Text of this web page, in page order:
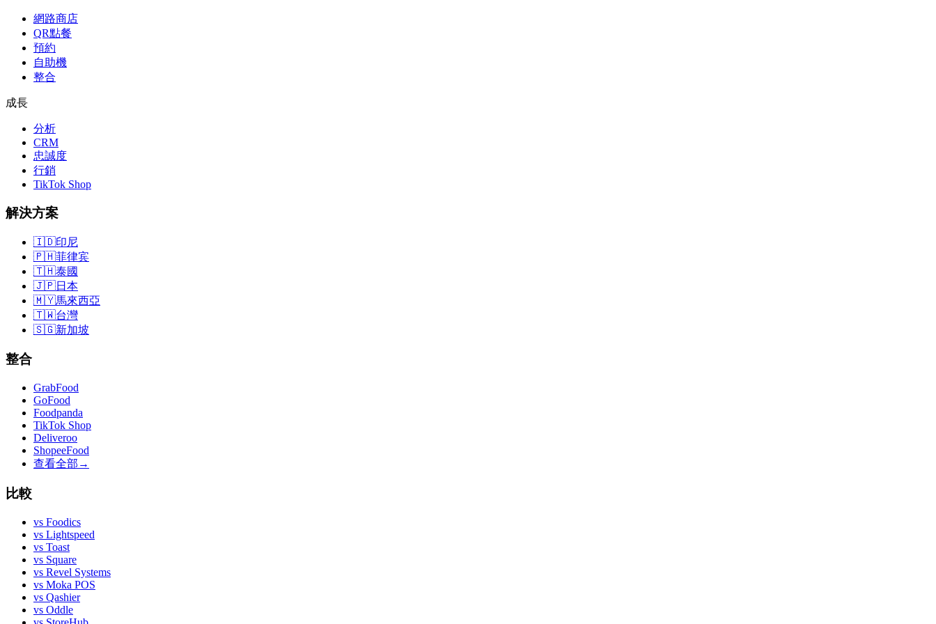
網路商店
QR點餐
預約
自助機
整合
成長
分析
CRM
忠誠度
行銷
TikTok Shop
解決方案
🇮🇩印尼
🇵🇭菲律宾
🇹🇭泰國
🇯🇵日本
🇲🇾馬來西亞
🇹🇼台灣
🇸🇬新加坡
整合
GrabFood
GoFood
Foodpanda
TikTok Shop
Deliveroo
ShopeeFood
查看全部 →
比較
vs Foodics
vs Lightspeed
vs Toast
vs Square
vs Revel Systems
vs Moka POS
vs Qashier
vs Oddle